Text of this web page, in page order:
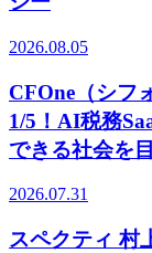
2026.08.05
CFOne（シフ
1/5！AI税務
できる社会を
2026.07.31
スペクティ 村